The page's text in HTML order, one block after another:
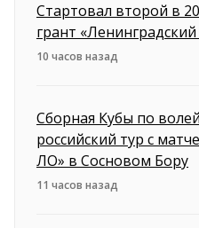
Стартовал второй в
грант
10 часов назад
Сборная Кубы по
российский тур с
ЛО» в Сосновом Бору
11 часов назад